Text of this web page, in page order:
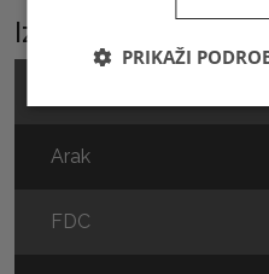
Izaberite
Arak
FDC
PRIKAŽI